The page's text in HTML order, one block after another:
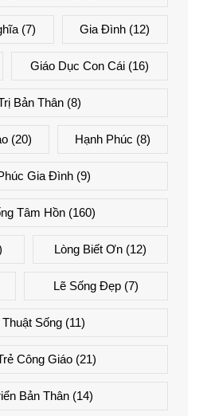
(7) Gia Đình (12)
Giáo Dục Con Cái(16)
Bản Thân(8)
(20) Hạnh Phúc (8)
Gia Đình (9)
Tâm Hồn (160)
Lòng Biết Ơn(12)
Lẽ Sống Đẹp(7)
Thuật Sống (11)
Công Giáo (21)
Bản Thân (14)